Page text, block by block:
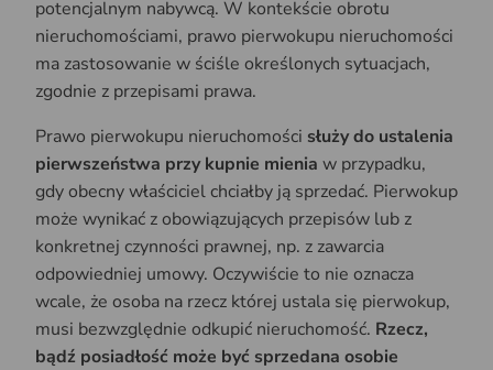
potencjalnym nabywcą. W kontekście obrotu
nieruchomościami, prawo pierwokupu nieruchomości
ma zastosowanie w ściśle określonych sytuacjach,
zgodnie z przepisami prawa.
Prawo pierwokupu nieruchomości służy do ustalenia
pierwszeństwa przy kupnie mienia w przypadku,
gdy obecny właściciel chciałby ją sprzedać. Pierwokup
może wynikać z obowiązujących przepisów lub z
konkretnej czynności prawnej, np. z zawarcia
odpowiedniej umowy. Oczywiście to nie oznacza
wcale, że osoba na rzecz której ustala się pierwokup,
musi bezwzględnie odkupić nieruchomość. Rzecz,
bądź posiadłość może być sprzedana osobie